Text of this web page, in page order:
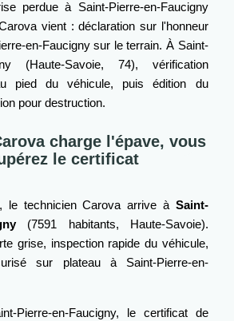
perdue à Saint-Pierre-en-Faucigny
vient : déclaration sur l'honneur
en-Faucigny sur le terrain. À Saint-
(Haute-Savoie, 74), vérification
pied du véhicule, puis édition du
pour destruction.
charge l'épave, vous
le certificat
le technicien Carova arrive à Saint-
(7591 habitants, Haute-Savoie).
grise, inspection rapide du véhicule,
sur plateau à Saint-Pierre-en-
Pierre-en-Faucigny, le certificat de